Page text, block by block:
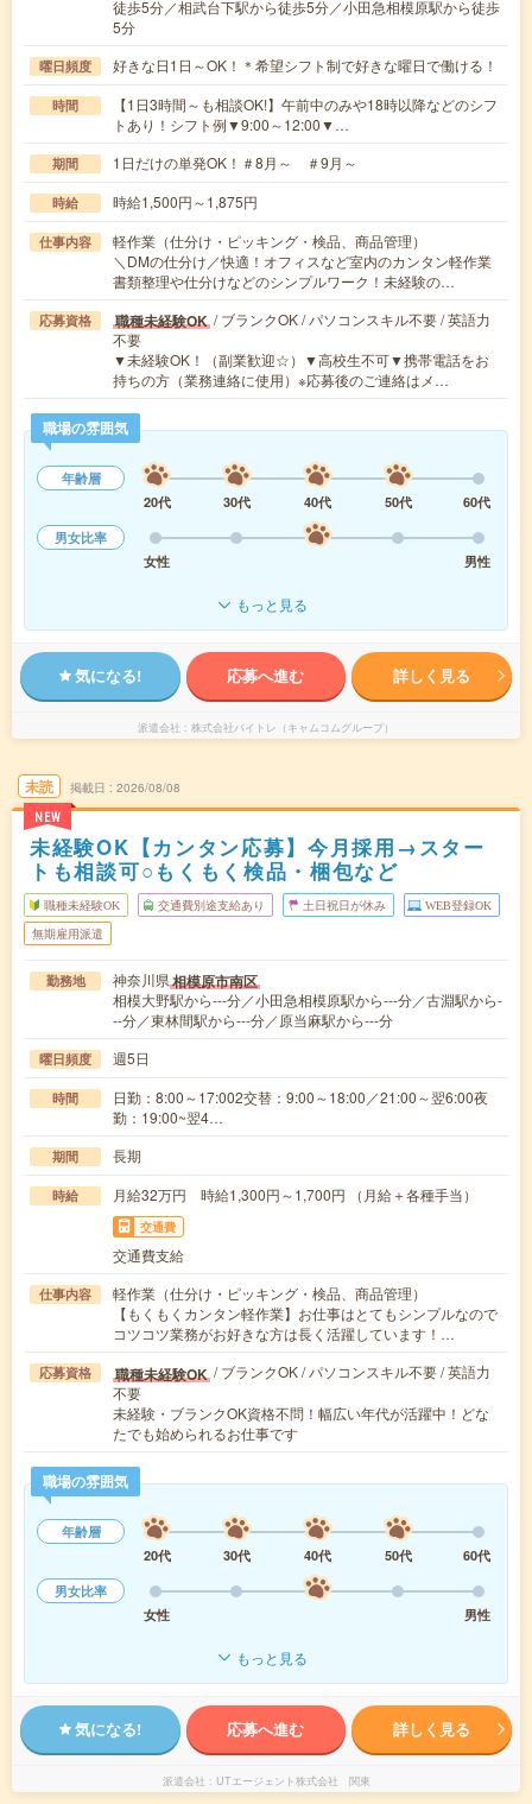
徒歩5分／相武台下駅から徒歩5分／小田急相模原駅から徒歩
5分
曜日頻度 好きな日1日～OK！＊希望シフト制で好きな曜日で働ける！
時間
【1日3時間～も相談OK!】午前中のみや18時以降などのシフ
トあり！シフト例▼9:00～12:00▼…
期間 1日だけの単発OK！＃8月～ ＃9月～
時給 時給1,500円～1,875円
仕事内容
軽作業（仕分け・ピッキング・検品、商品管理）
＼DMの仕分け／快適！オフィスなど室内のカンタン軽作業
書類整理や仕分けなどのシンプルワーク！未経験の…
応募資格 職種未経験OK / ブランクOK / パソコンスキル不要 / 英語力
不要
▼未経験OK！（副業歓迎☆）▼高校生不可▼携帯電話をお
持ちの方（業務連絡に使用）※応募後のご連絡はメ…
職場の雰囲気
年齢層
20代
30代 40代 50代
60代
男女比率
女性
男性
もっと見る
気になる! 応募へ進む 詳しく見る
派遣会社 株式会社バイトレ（キャムコムグループ）
未読
NEW
掲載日 2026/08/08
未経験OK【カンタン応募】今月採用→スター
トも相談可○もくもく検品・梱包など
職種未経験OK 交通費別途支給あり 土日祝日が休み WEB登録OK
無期雇用派遣
勤務地 神奈川県相模原市南区
相模大野駅から---分／小田急相模原駅から---分／古淵駅から-
--分／東林間駅から---分／原当麻駅から---分
曜日頻度 週5日
時間
日勤：8:00～17:002交替：9:00～18:00／21:00～翌6:00夜
勤：19:00~翌4…
期間 長期
時給 月給32万円 時給1,300円～1,700円 （月給＋各種手当）
交通費
交通費支給
仕事内容
軽作業（仕分け・ピッキング・検品、商品管理）
【もくもくカンタン軽作業】お仕事はとてもシンプルなので
コツコツ業務がお好きな方は長く活躍しています！…
応募資格 職種未経験OK / ブランクOK / パソコンスキル不要 / 英語力
不要
未経験・ブランクOK資格不問！幅広い年代が活躍中！どな
たでも始められるお仕事です
職場の雰囲気
年齢層
20代
30代 40代 50代
60代
男女比率
女性
男性
もっと見る
気になる! 応募へ進む 詳しく見る
派遣会社 UTエージェント株式会社 関東